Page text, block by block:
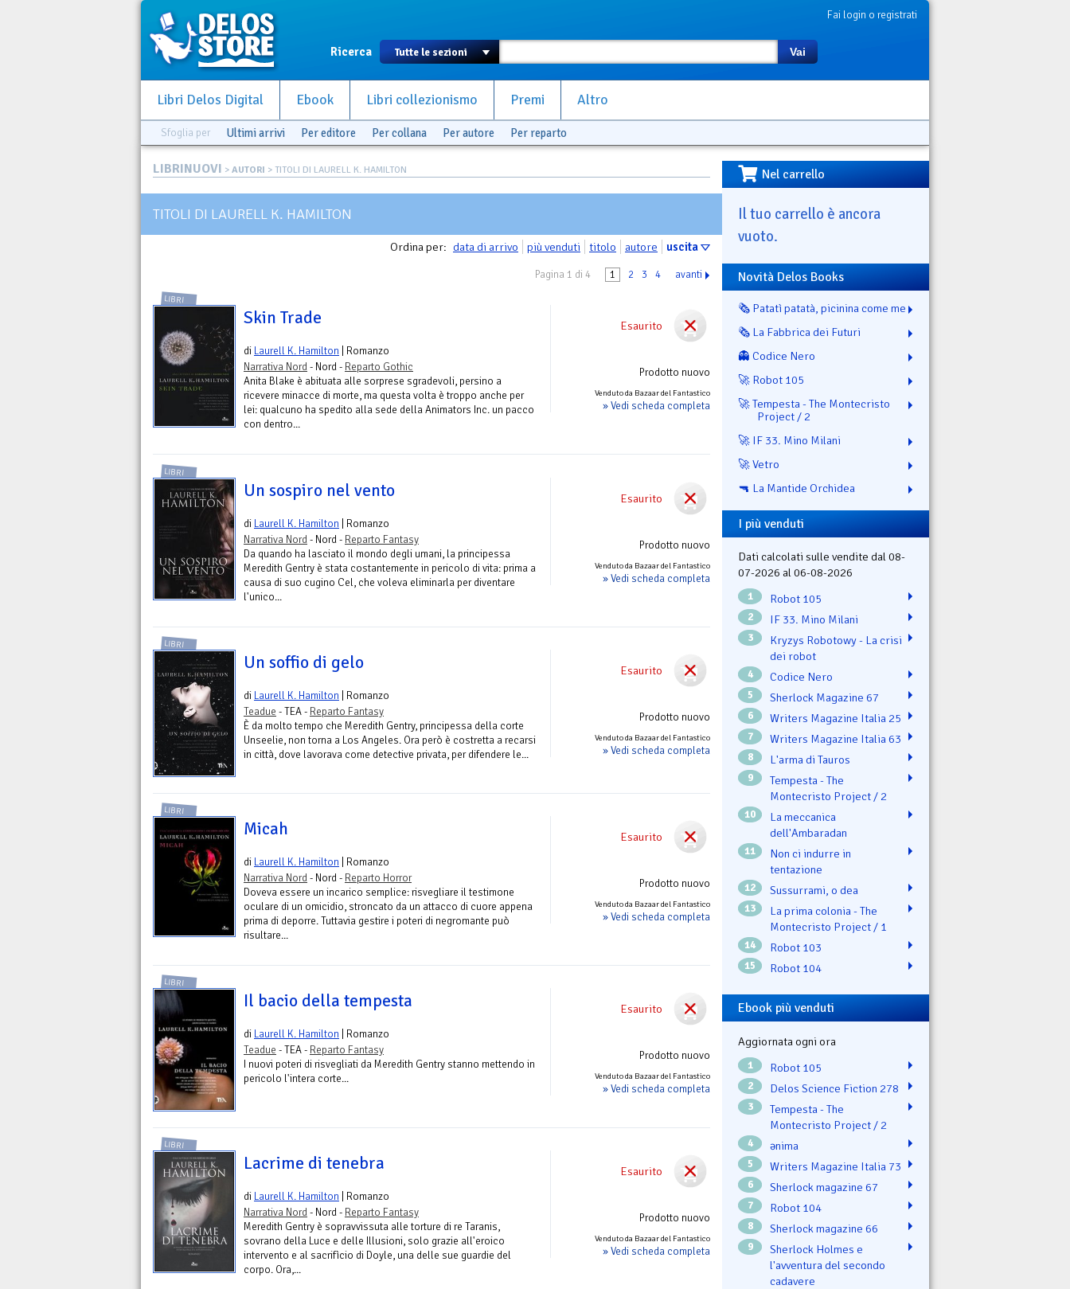
Fai login o registrati
Ricerca Vai
Libri Delos Digital Ebook Libri collezionismo Premi Altro
Sfoglia per Ultimi arrivi Per editore Per collana Per autore Per reparto
LIBRINUOVI > AUTORI > TITOLI DI LAURELL K. HAMILTON
TITOLI DI LAURELL K. HAMILTON
Ordina per: data di arrivo più venduti titolo autore uscita
Pagina 1 di 4 1 2 3 4 avanti
Esaurito
Prodotto nuovo
Venduto da Bazaar del Fantastico
» Vedi scheda completa
LIBRI
Skin Trade
di Laurell K. Hamilton | Romanzo
Narrativa Nord- Nord - Reparto Gothic
Anita Blake è abituata alle sorprese sgradevoli, persino a
ricevere minacce di morte, ma questa volta è troppo anche per
lei: qualcuno ha spedito alla sede della Animators Inc. un pacco
con dentro...
Esaurito
Prodotto nuovo
Venduto da Bazaar del Fantastico
» Vedi scheda completa
LIBRI
Un sospiro nel vento
di Laurell K. Hamilton | Romanzo
Narrativa Nord- Nord - Reparto Fantasy
Da quando ha lasciato il mondo degli umani, la principessa
Meredith Gentry è stata costantemente in pericolo di vita: prima a
causa di suo cugino Cel, che voleva eliminarla per diventare
l'unico...
Esaurito
Prodotto nuovo
Venduto da Bazaar del Fantastico
» Vedi scheda completa
LIBRI
Un soffio di gelo
di Laurell K. Hamilton | Romanzo
Teadue - TEA - Reparto Fantasy
È da molto tempo che Meredith Gentry, principessa della corte
Unseelie, non torna a Los Angeles. Ora però è costretta a recarsi
in città, dove lavorava come detective privata, per difendere le...
Esaurito
Prodotto nuovo
Venduto da Bazaar del Fantastico
» Vedi scheda completa
LIBRI
Micah
di Laurell K. Hamilton | Romanzo
Narrativa Nord- Nord - Reparto Horror
Doveva essere un incarico semplice: risvegliare il testimone
oculare di un omicidio, stroncato da un attacco di cuore appena
prima di deporre. Tuttavia gestire i poteri di negromante può
risultare...
Esaurito
Prodotto nuovo
Venduto da Bazaar del Fantastico
» Vedi scheda completa
LIBRI
Il bacio della tempesta
di Laurell K. Hamilton | Romanzo
Teadue - TEA - Reparto Fantasy
I nuovi poteri di risvegliati da Meredith Gentry stanno mettendo in
pericolo l'intera corte...
Esaurito
Prodotto nuovo
Venduto da Bazaar del Fantastico
» Vedi scheda completa
LIBRI
Lacrime di tenebra
di Laurell K. Hamilton | Romanzo
Narrativa Nord- Nord - Reparto Fantasy
Meredith Gentry è sopravvissuta alle torture di re Taranis,
sovrano della Luce e delle Illusioni, solo grazie all'eroico
intervento e al sacrifìcio di Doyle, una delle sue guardie del
corpo. Ora,...
Nel carrello
Il tuo carrello è ancora
vuoto.
Novità Delos Books
🗞️ Patatì patatà, picinina come me
🗞️ La Fabbrica dei Futuri
👻 Codice Nero
🚀 Robot 105
🚀 Tempesta - The Montecristo
Project / 2
🚀 IF 33. Mino Milani
🚀 Vetro
🔫 La Mantide Orchidea
I più venduti
Dati calcolati sulle vendite dal 08-
07-2026 al 06-08-2026
1 Robot 105
2 IF 33. Mino Milani
3
Kryzys Robotowy - La crisi
dei robot
4 Codice Nero
5 Sherlock Magazine 67
6 Writers Magazine Italia 25
7 Writers Magazine Italia 63
8 L'arma di Tauros
9
Tempesta - The
Montecristo Project / 2
10
La meccanica
dell'Ambaradan
11
Non ci indurre in
tentazione
12 Sussurrami, o dea
13
La prima colonia - The
Montecristo Project / 1
14 Robot 103
15 Robot 104
Ebook più venduti
Aggiornata ogni ora
1 Robot 105
2 Delos Science Fiction 278
3
Tempesta - The
Montecristo Project / 2
4 ənima
5 Writers Magazine Italia 73
6 Sherlock magazine 67
7 Robot 104
8 Sherlock magazine 66
9
Sherlock Holmes e
l'avventura del secondo
cadavere